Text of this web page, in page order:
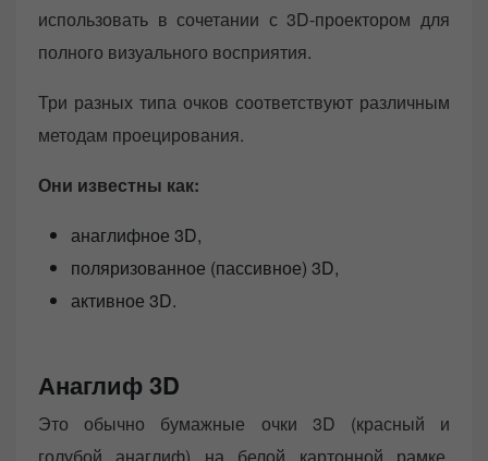
использовать в сочетании с 3D-проектором для
полного визуального восприятия.
Три разных типа очков соответствуют различным
методам проецирования.
Они известны как:
анаглифное 3D,
поляризованное (пассивное) 3D,
активное 3D.
Анаглиф 3D
Это обычно бумажные очки 3D (красный и
голубой анаглиф) на белой картонной рамке.